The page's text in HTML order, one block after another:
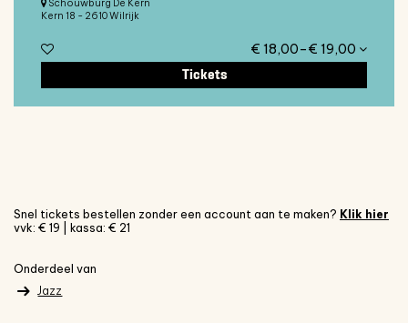
Schouwburg De Kern
Kern 18 - 2610 Wilrijk
€ 18,00–€ 19,00
Tickets
Snel tickets bestellen zonder een account aan te maken? Klik hier
vvk: € 19 | kassa: € 21
Onderdeel van
Jazz